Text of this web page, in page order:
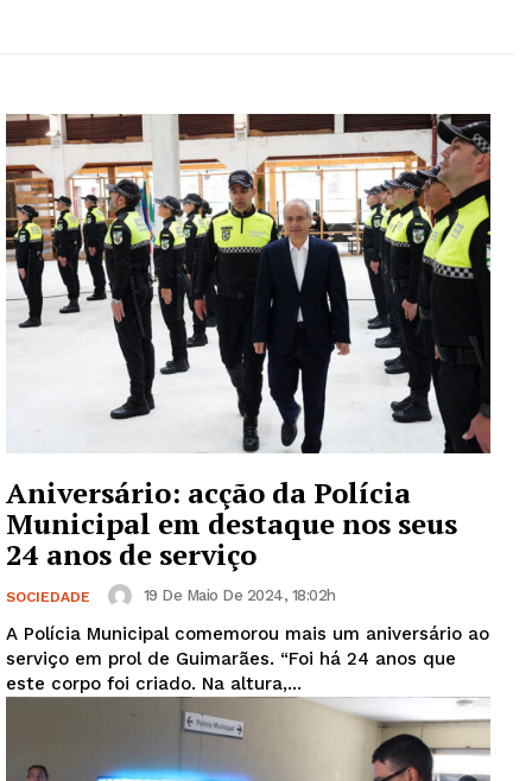
Aniversário: acção da Polícia
Municipal em destaque nos seus
24 anos de serviço
SOCIEDADE 19 De Maio De 2024, 18:02h
A Polícia Municipal comemorou mais um aniversário ao
serviço em prol de Guimarães. “Foi há 24 anos que
este corpo foi criado. Na altura,...